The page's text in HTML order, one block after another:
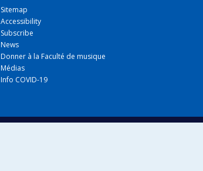
Sitemap
Accessibility
Subscribe
News
Donner à la Faculté de musique
Médias
Info COVID-19